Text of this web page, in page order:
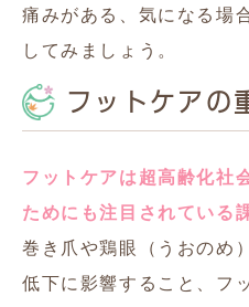
痛みがある、気になる場
してみましょう。
フットケアの
フットケアは超高齢化社
ためにも注目されている
巻き爪や鶏眼（うおのめ
低下に影響すること、フ